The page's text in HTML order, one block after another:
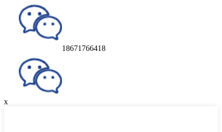
18671766418
x